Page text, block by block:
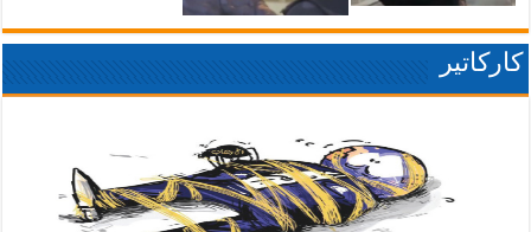
كاركاتير